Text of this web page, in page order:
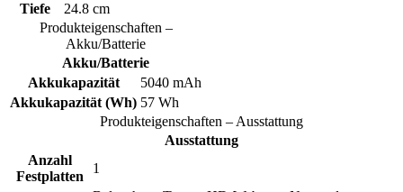
Tiefe
24.8 cm
Produkteigenschaften –
Akku/Batterie
Akku/Batterie
Akkukapazität
5040 mAh
Akkukapazität (Wh) 57 Wh
Produkteigenschaften – Ausstattung
Ausstattung
Anzahl
Festplatten
1